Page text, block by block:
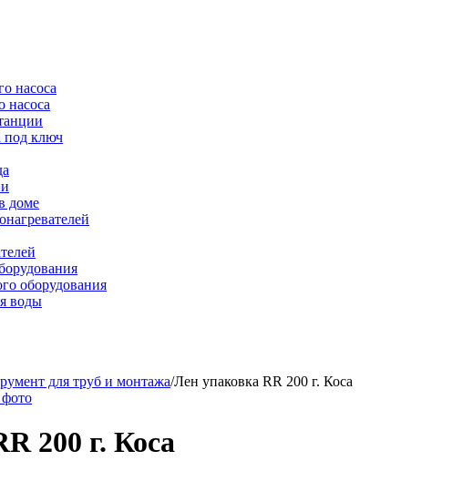
насоса
насоса
под ключ
доме
оборудования
воды
для труб и монтажа/Лен упаковка RR 200 г. Коса
200 г. Коса